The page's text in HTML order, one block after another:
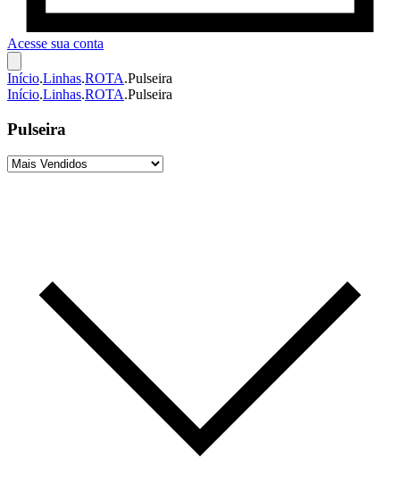
Acesse sua conta
Início.Linhas.ROTA.Pulseira
Início.Linhas.ROTA.Pulseira
Pulseira